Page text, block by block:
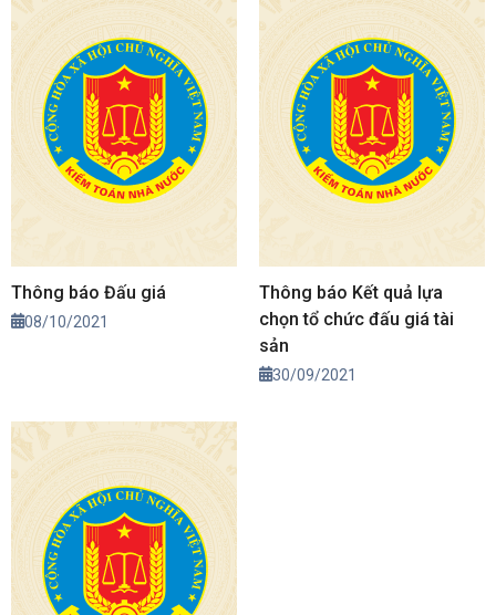
Thông báo Đấu giá
08/10/2021
Thông báo Kết quả lựa
chọn tổ chức đấu giá tài
sản
30/09/2021